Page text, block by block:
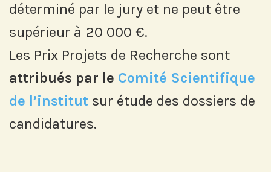
déterminé par le jury et ne peut être
supérieur à 20 000 €.
Les Prix Projets de Recherche sont
attribués par le Comité Scientifique
de l’institut sur étude des dossiers de
candidatures.